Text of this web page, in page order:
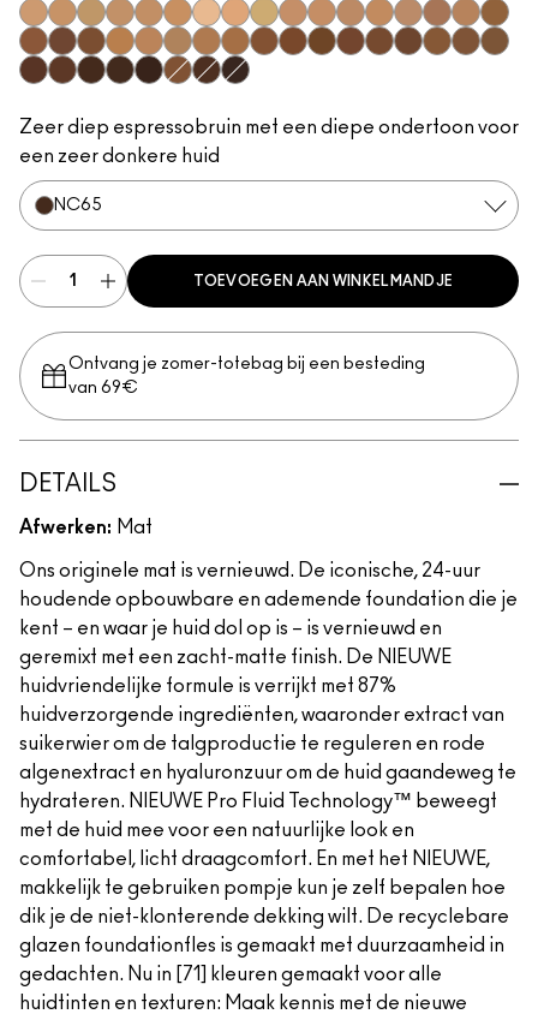
NC17NC18NW15NC20NW18C4C40NC25NW20
NW22NC27NC30
N5 N6 C3.5NW25
N6.5
NC35NC37NC38NC40NC41NC42C4.5C5C45C5.5NC43.5
NC44NC44.5
NW30
NW33NW35
NW40
NW43NW44NW45
C8NC45NC45.5
NC46
NC47NC50
Zeer diep espressobruin met een diepe ondertoon voor
een zeer donkere huid
NC65
TOEVOEGEN AAN WINKELMANDJE
Ontvang je zomer-totebag bij een besteding
van 69€
DETAILS
Afwerken: Mat
Ons originele mat is vernieuwd. De iconische, 24-uur
houdende opbouwbare en ademende foundation die je
kent – en waar je huid dol op is – is vernieuwd en
geremixt met een zacht-matte finish. De NIEUWE
huidvriendelijke formule is verrijkt met 87%
huidverzorgende ingrediënten, waaronder extract van
suikerwier om de talgproductie te reguleren en rode
algenextract en hyaluronzuur om de huid gaandeweg te
hydrateren. NIEUWE Pro Fluid Technology™ beweegt
met de huid mee voor een natuurlijke look en
comfortabel, licht draagcomfort. En met het NIEUWE,
makkelijk te gebruiken pompje kun je zelf bepalen hoe
dik je de niet-klonterende dekking wilt. De recyclebare
glazen foundationfles is gemaakt met duurzaamheid in
gedachten. Nu in [71] kleuren gemaakt voor alle
huidtinten en texturen: Maak kennis met de nieuwe